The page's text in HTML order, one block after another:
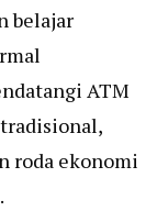
belajar
ATM
tradisional,
roda ekonomi